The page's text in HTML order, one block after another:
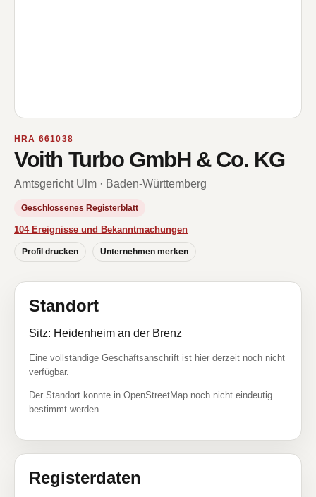
HRA 661038
Voith Turbo GmbH & Co. KG
Amtsgericht Ulm · Baden-Württemberg
Geschlossenes Registerblatt
104 Ereignisse und Bekanntmachungen
Profil drucken Unternehmen merken
Standort
Sitz: Heidenheim an der Brenz
Eine vollständige Geschäftsanschrift ist hier derzeit noch nicht
verfügbar.
Der Standort konnte in OpenStreetMap noch nicht eindeutig
bestimmt werden.
Registerdaten